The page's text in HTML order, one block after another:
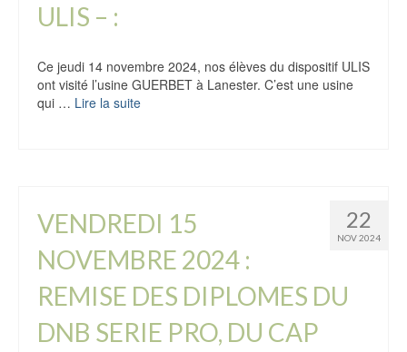
ULIS – :
Ce jeudi 14 novembre 2024, nos élèves du dispositif ULIS
ont visité l’usine GUERBET à Lanester. C’est une usine
qui … Lire la suite
22
NOV 2024
VENDREDI 15
NOVEMBRE 2024 :
REMISE DES DIPLOMES DU
DNB SERIE PRO, DU CAP